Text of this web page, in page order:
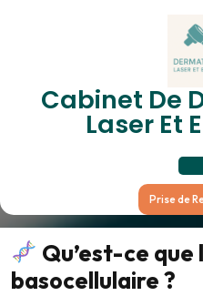
Cabinet De
Laser Et
Prise de
Carcinome
Le Cancer
Qu’est-ce
basocellulaire ?